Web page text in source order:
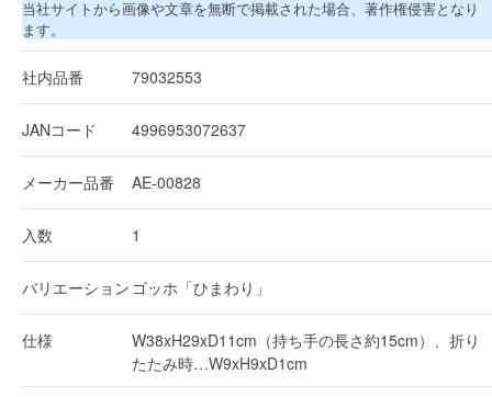
当社サイトから画像や文章を無断で掲載された場合、著作権侵害となり
ます。
社内品番 79032553
JANコード 4996953072637
メーカー品番 AE-00828
入数 1
バリエーション ゴッホ「ひまわり」
仕様
W38xH29xD11cm（持ち手の長さ約15cm）、折り
たたみ時…W9xH9xD1cm